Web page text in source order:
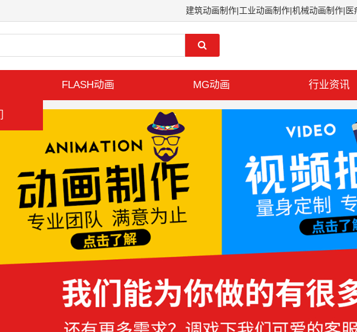
建筑动画制作|工业动画制作|机械动画制作|
FLASH动画 MG动画 行业资讯